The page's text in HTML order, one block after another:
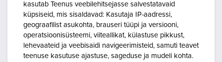
kasutab Teenus veebilehitsejasse salvestatavaid
küpsiseid, mis sisaldavad: Kasutaja IP-aadressi,
geograafilist asukohta, brauseri tüüpi ja versiooni,
operatsioonisüsteemi, viiteallikat, külastuse pikkust,
lehevaateid ja veebisaidi navigeerimisteid, samuti teavet
teenuse kasutuse ajastuse, sageduse ja mudeli kohta.